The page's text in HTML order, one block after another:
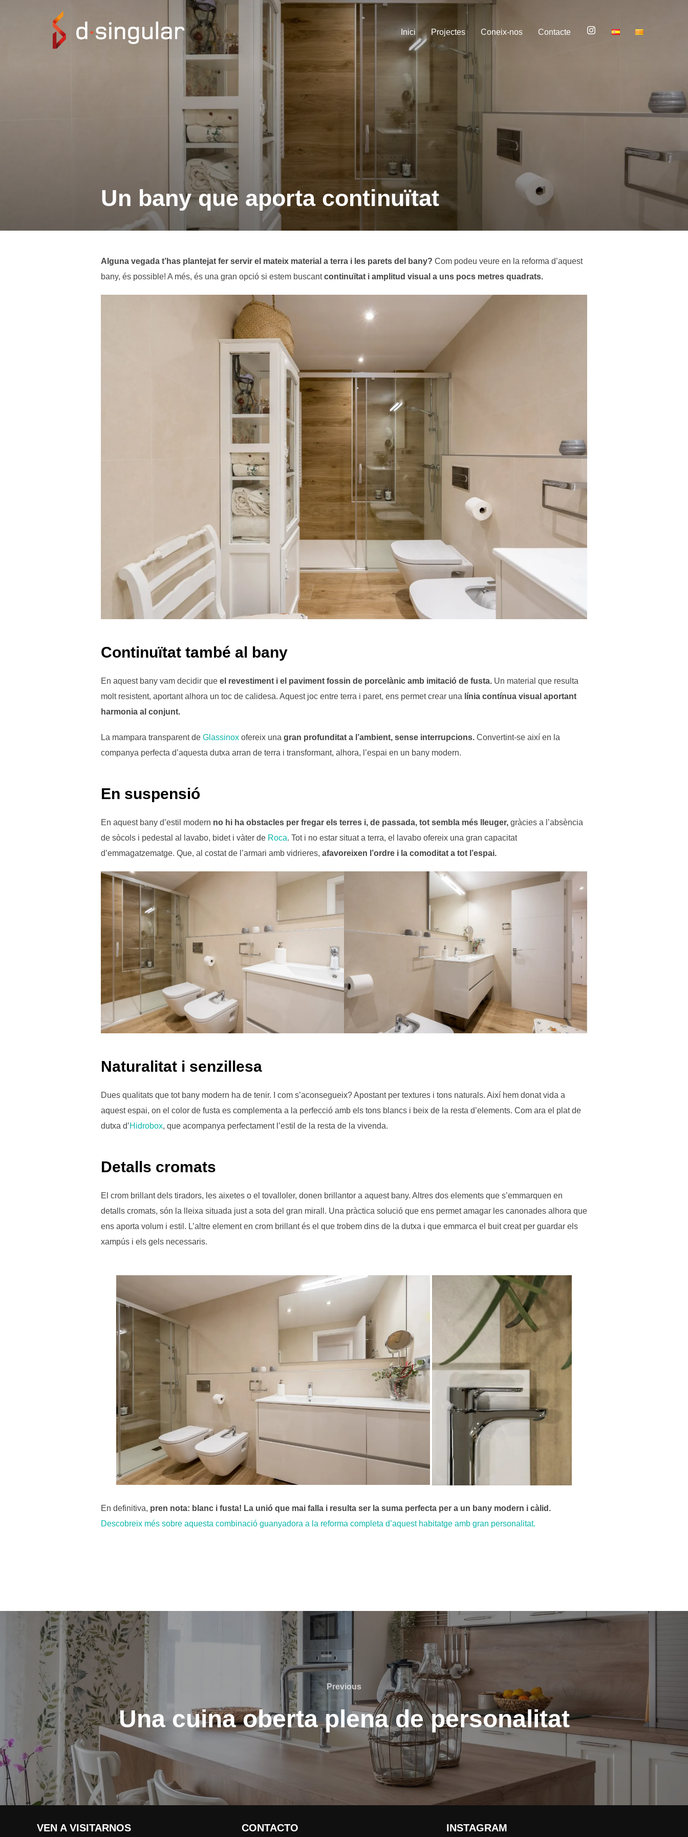
Inici Projectes Coneix-nos Contacte
Un bany que aporta continuïtat
Alguna vegada t’has plantejat fer servir el mateix material a terra i les parets del bany? Com podeu veure en la reforma d’aquest
bany, és possible! A més, és una gran opció si estem buscantcontinuïtat i amplitud visual a uns pocs metres quadrats.
Continuïtat també al bany
En aquest bany vam decidir que el revestiment i el paviment fossin de porcelànic amb imitació de fusta. Un material que resulta
molt resistent, aportant alhora un toc de calidesa. Aquest joc entre terra i paret, ens permet crear una línia contínua visual aportant
harmonia al conjunt.
La mampara transparent de Glassinox ofereix una gran profunditat a l’ambient, sense interrupcions. Convertint-se així en la
companya perfecta d’aquesta dutxa arran de terra i transformant, alhora, l’espai en un bany modern.
En suspensió
En aquest bany d’estil modern no hi ha obstacles per fregar els terres i, de passada, tot sembla més lleuger, gràcies a l’absència
de sòcols i pedestal al lavabo, bidet i vàter de Roca. Tot i no estar situat a terra, el lavabo ofereix una gran capacitat
d’emmagatzematge. Que, al costat de l’armari amb vidrieres, afavoreixen l’ordre i la comoditat a tot l’espai.
Naturalitat i senzillesa
Dues qualitats que tot bany modern ha de tenir. I com s’aconsegueix? Apostant per textures i tons naturals. Així hem donat vida a
aquest espai, on el color de fusta es complementa a la perfecció amb els tons blancs i beix de la resta d’elements. Com ara el plat de
dutxa d’Hidrobox, que acompanya perfectament l’estil de la resta de la vivenda.
Detalls cromats
El crom brillant dels tiradors, les aixetes o el tovalloler, donen brillantor a aquest bany. Altres dos elements que s’emmarquen en
detalls cromats, són la lleixa situada just a sota del gran mirall. Una pràctica solució que ens permet amagar les canonades alhora que
ens aporta volum i estil. L’altre element en crom brillant és el que trobem dins de la dutxa i que emmarca el buit creat per guardar els
xampús i els gels necessaris.
En definitiva, pren nota: blanc i fusta! La unió que mai falla i resulta ser la suma perfecta per a un bany modern i càlid.
Descobreix més sobre aquesta combinació guanyadora a la reforma completa d’aquest habitatge amb gran personalitat.
Navegació
d'entrades
Previous
Previous
Una cuina oberta plena de personalitat
VEN A VISITARNOS CONTACTO INSTAGRAM